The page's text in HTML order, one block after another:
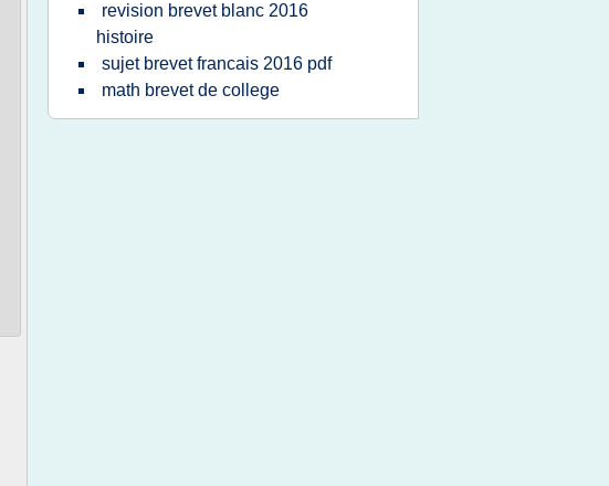
revision brevet blanc 2016
histoire
sujet brevet francais 2016 pdf
math brevet de college